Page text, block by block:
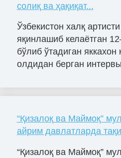
солиқ ва ҳақиқат...
Ўзбекистон халқ
яқинлашиб келаётган
бўлиб ўтадиган яккахон
олдидан берган
“Қизалоқ ва Маймоқ”
айрим давлатларда
“Қизалоқ ва Маймоқ”